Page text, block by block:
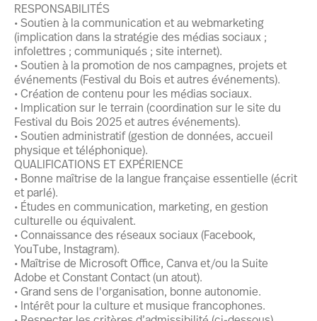
RESPONSABILITÉS
• Soutien à la communication et au webmarketing
(implication dans la stratégie des médias sociaux ;
infolettres ; communiqués ; site internet).
• Soutien à la promotion de nos campagnes, projets et
événements (Festival du Bois et autres événements).
• Création de contenu pour les médias sociaux.
• Implication sur le terrain (coordination sur le site du
Festival du Bois 2025 et autres événements).
• Soutien administratif (gestion de données, accueil
physique et téléphonique).
QUALIFICATIONS ET EXPÉRIENCE
• Bonne maîtrise de la langue française essentielle (écrit
et parlé).
• Études en communication, marketing, en gestion
culturelle ou équivalent.
• Connaissance des réseaux sociaux (Facebook,
YouTube, Instagram).
• Maîtrise de Microsoft Office, Canva et/ou la Suite
Adobe et Constant Contact (un atout).
• Grand sens de l'organisation, bonne autonomie.
• Intérêt pour la culture et musique francophones.